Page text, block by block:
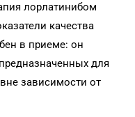
лорлатинибом
качества
в приеме: он
для
зависимости от